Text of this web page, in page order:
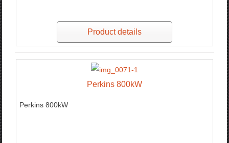
Product details
Perkins 800kW
Perkins 800kW